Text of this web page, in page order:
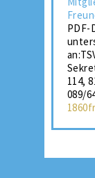
114,
089/